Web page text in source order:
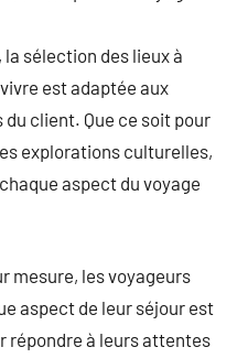
la sélection des lieux à
est adaptée aux
client. Que ce soit pour
explorations culturelles,
aspect du voyage
mesure, les voyageurs
aspect de leur séjour est
répondre à leurs attentes